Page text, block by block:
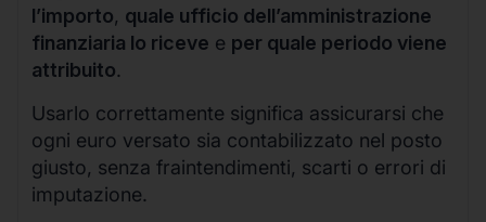
l’importo, quale ufficio dell’amministrazione
finanziaria lo riceve e per quale periodo viene
attribuito.
Usarlo correttamente significa assicurarsi che
ogni euro versato sia contabilizzato nel posto
giusto, senza fraintendimenti, scarti o errori di
imputazione.